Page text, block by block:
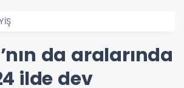
da aralarında
ilde dev